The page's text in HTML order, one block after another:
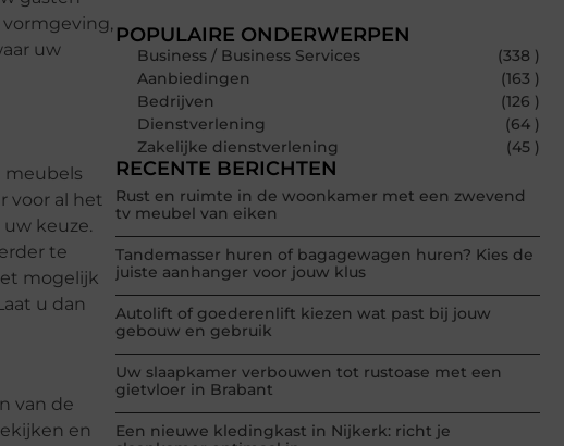
uw
meubels
voor al het
keuze.
te
mogelijk
u dan
van de
en
POPULAIRE ONDERWERPEN
Business / Business Services
(338 )
Aanbiedingen
(163 )
Bedrijven
(126 )
Dienstverlening
(64 )
Zakelijke dienstverlening
(45 )
RECENTE BERICHTEN
Rust en ruimte in de woonkamer met een zwevend
tv meubel van eiken
Tandemasser huren of bagagewagen huren? Kies de
juiste aanhanger voor jouw klus
Autolift of goederenlift kiezen wat past bij jouw
gebouw en gebruik
Uw slaapkamer verbouwen tot rustoase met een
gietvloer in Brabant
Een nieuwe kledingkast in Nijkerk: richt je